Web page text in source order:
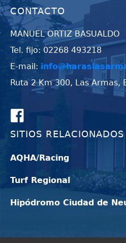
CONTACTO
MANUEL ORTIZ BASUALDO
Tel. fijo: 02268 493218
E-mail:
Ruta 2 Km 300, Las Armas,
SITIOS RELACIONADOS
AQHA/Racing
Turf Regional
Hipódromo Ciudad de